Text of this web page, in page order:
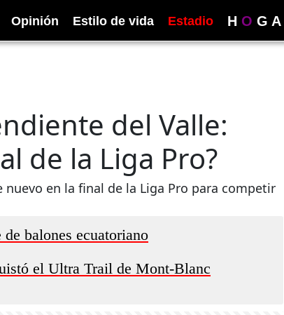
Opinión Estilo de vida Estadio H O G A
del Valle:
de la Liga Pro?
en la final de la Liga Pro para competir
balones ecuatoriano
el Ultra Trail de Mont-Blanc